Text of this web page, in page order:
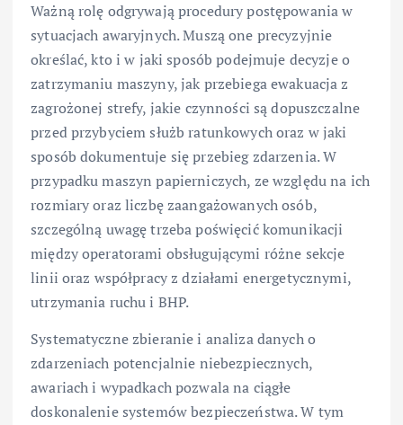
Ważną rolę odgrywają procedury postępowania w
sytuacjach awaryjnych. Muszą one precyzyjnie
określać, kto i w jaki sposób podejmuje decyzje o
zatrzymaniu maszyny, jak przebiega ewakuacja z
zagrożonej strefy, jakie czynności są dopuszczalne
przed przybyciem służb ratunkowych oraz w jaki
sposób dokumentuje się przebieg zdarzenia. W
przypadku maszyn papierniczych, ze względu na ich
rozmiary oraz liczbę zaangażowanych osób,
szczególną uwagę trzeba poświęcić komunikacji
między operatorami obsługującymi różne sekcje
linii oraz współpracy z działami energetycznymi,
utrzymania ruchu i BHP.
Systematyczne zbieranie i analiza danych o
zdarzeniach potencjalnie niebezpiecznych,
awariach i wypadkach pozwala na ciągłe
doskonalenie systemów bezpieczeństwa. W tym